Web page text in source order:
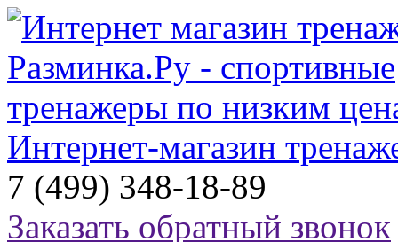
Интернет-магазин
7 (499) 348-18-89
Заказать обратный звонок